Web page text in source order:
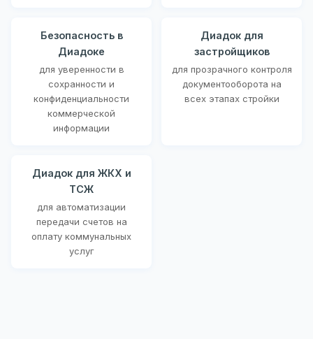
Безопасность в
Диадоке
для уверенности в
сохранности и
конфиденциальности
коммерческой
информации
Диадок для
застройщиков
для прозрачного контроля
документооборота на
всех этапах стройки
Диадок для ЖКХ и
ТСЖ
для автоматизации
передачи счетов на
оплату коммунальных
услуг